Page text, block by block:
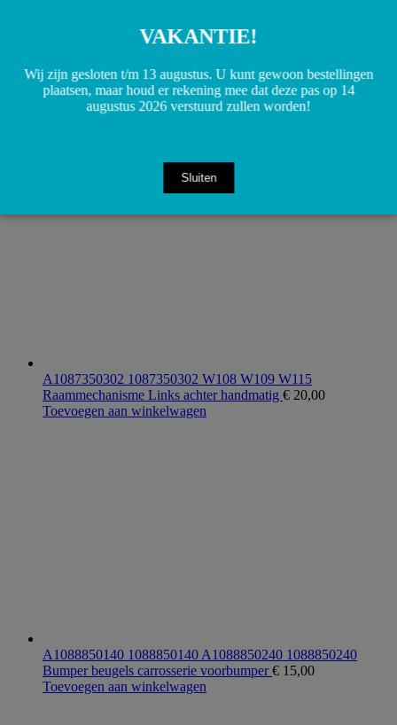
A1098210465 1098210465 Afdek kap raamschakelaar W108
A1087350302 1087350302 W108 W109 W115
Raammechanisme Links achter handmatig € 20,00
Toevoegen aan winkelwagen
A1088850140 1088850140 A1088850240 1088850240
Bumper beugels carrosserie voorbumper€ 15,00
Toevoegen aan winkelwagen
VAKANTIE!
Wij zijn gesloten t/m 13 augustus. U kunt gewoon bestellingen
plaatsen, maar houd er rekening mee dat deze pas op 14
augustus 2026 verstuurd zullen worden!
Sluiten